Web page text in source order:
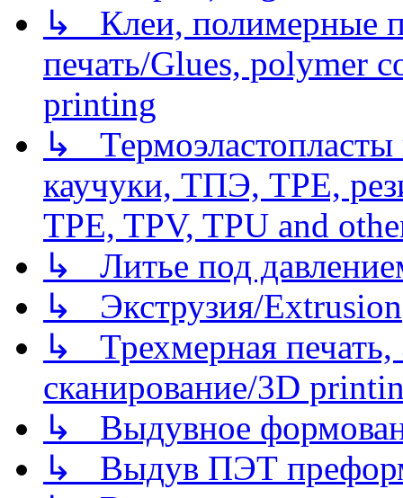
↳ Клеи, полимерные
печать/Glues, polymer
printing
↳
каучуки, ТПЭ, TPE,
TPE, TPV, TPU and
↳ Литье под
↳ Экструзия/Extrusion
↳ Трехмерная
сканирование/3D
↳ Выдувное
↳ Выдув ПЭТ